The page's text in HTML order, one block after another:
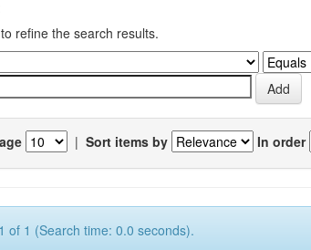
refine the search results.
| Sort items by In order
of 1 (Search time: 0.0 seconds).